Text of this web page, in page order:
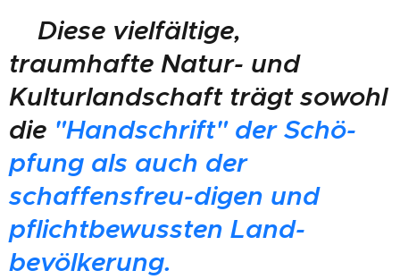
Diese vielfältige,
traumhafte Natur- und
Kulturlandschaft trägt sowohl
die "Handschrift" der Schö-
pfung als auch der
schaffensfreu-digen und
pflichtbewussten Land-
bevölkerung.